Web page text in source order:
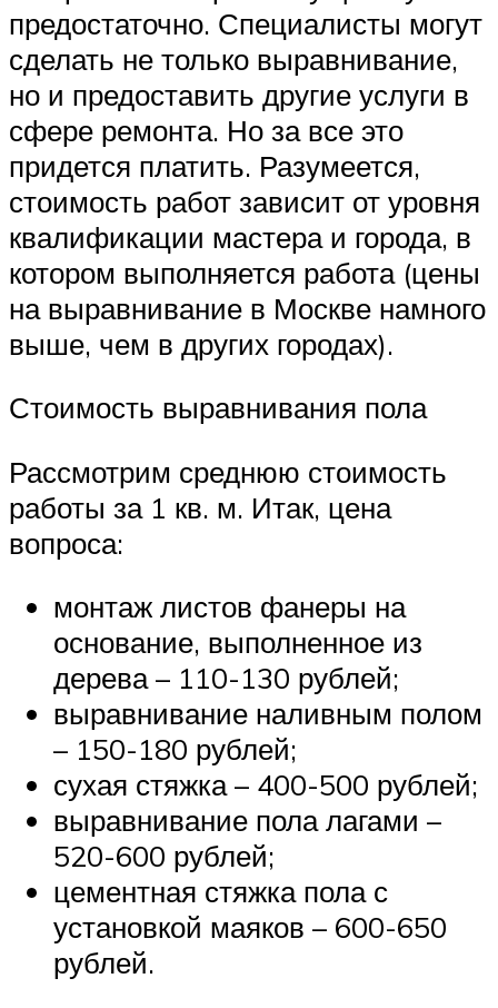
предостаточно. Специалисты могут
сделать не только выравнивание,
но и предоставить другие услуги в
сфере ремонта. Но за все это
придется платить. Разумеется,
стоимость работ зависит от уровня
квалификации мастера и города, в
котором выполняется работа (цены
на выравнивание в Москве намного
выше, чем в других городах).
Стоимость выравнивания пола
Рассмотрим среднюю стоимость
работы за 1 кв. м. Итак, цена
вопроса:
монтаж листов фанеры на
основание, выполненное из
дерева – 110-130 рублей;
выравнивание наливным полом
– 150-180 рублей;
сухая стяжка – 400-500 рублей;
выравнивание пола лагами –
520-600 рублей;
цементная стяжка пола с
установкой маяков – 600-650
рублей.